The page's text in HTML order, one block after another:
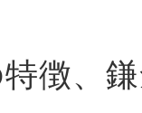
徴、
秋葉原